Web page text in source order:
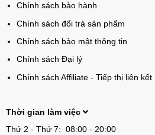
Chính sách bảo hành
Chính sách đổi trả sản phẩm
Chính sách bảo mật thông tin
Chính sách Đại lý
Chính sách Affiliate - Tiếp thị liên kết
Thời gian làm việc
Thứ 2 - Thứ 7: 08:00 - 20:00